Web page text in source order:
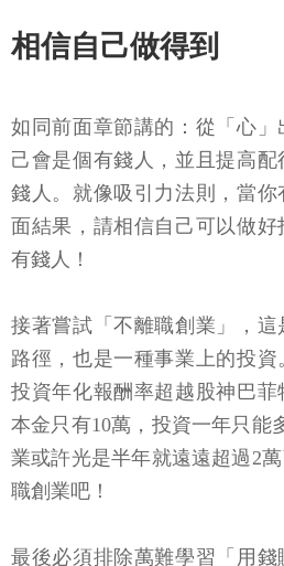
相信自己做得到
如同前面章節講的：從「心」
己會是個有錢人，並且提高
錢人。就像吸引力法則，當
面結果，請相信自己可以做
有錢人！
接著嘗試「不離職創業」，
路徑，也是一種事業上的投
投資年化報酬率超越股神巴菲
本金只有10萬，投資一年只能
業或許光是半年就遠遠超過2
職創業吧！
最後必須排除萬難學習「用